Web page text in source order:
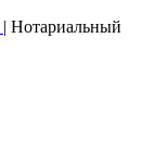
| Нотариальный